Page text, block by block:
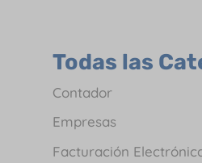
Todas las
Contador
Empresas
Facturación